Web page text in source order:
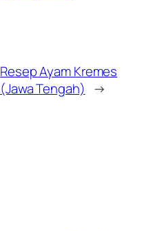
Resep Ayam Kremes
(Jawa Tengah) →